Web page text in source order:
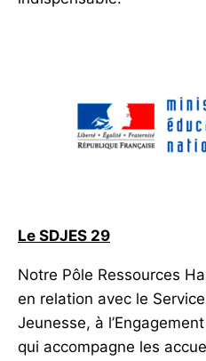
Le SDJES 29
Notre Pôle Ressources
en relation avec le
Jeunesse, à
qui accompagne les